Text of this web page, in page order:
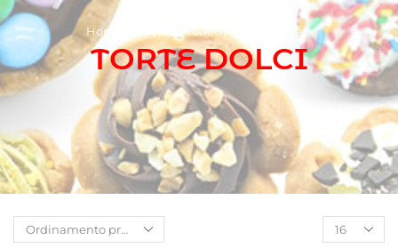
Home Shop Prodotti Pasticceria
TORTE DOLCI